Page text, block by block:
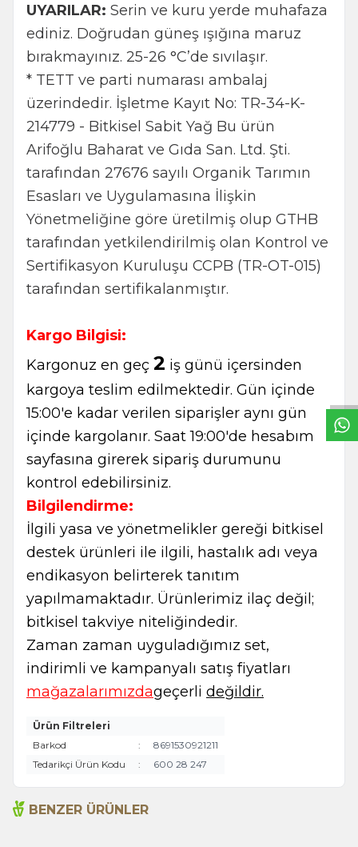
UYARILAR: Serin ve kuru yerde muhafaza
ediniz. Doğrudan güneş ışığına maruz
bırakmayınız. 25-26 °C’de sıvılaşır.
* TETT ve parti numarası ambalaj
üzerindedir. İşletme Kayıt No: TR-34-K-
214779 - Bitkisel Sabit Yağ Bu ürün
Arifoğlu Baharat ve Gıda San. Ltd. Şti.
tarafından 27676 sayılı Organik Tarımın
Esasları ve Uygulamasına İlişkin
Yönetmeliğine göre üretilmiş olup GTHB
tarafından yetkilendirilmiş olan Kontrol ve
Sertifikasyon Kuruluşu CCPB (TR-OT-015)
tarafından sertifikalanmıştır.
Kargo Bilgisi:
Kargonuz en geç 2 iş günü içersinden
kargoya teslim edilmektedir. Gün içinde
15:00'e kadar verilen siparişler aynı gün
içinde kargolanır. Saat 19:00'de hesabım
sayfasına girerek sipariş durumunu
kontrol edebilirsiniz.
Bilgilendirme:
İlgili yasa ve yönetmelikler gereği bitkisel
destek ürünleri ile ilgili, hastalık adı veya
endikasyon belirterek tanıtım
yapılmamaktadır. Ürünlerimiz ilaç değil;
bitkisel takviye niteliğindedir.
Zaman zaman uyguladığımız set,
indirimli ve kampanyalı satış fiyatları
mağazalarımızdageçerli değildir.
Ürün Filtreleri
Barkod
:
8691530921211
Tedarikçi Ürün Kodu
: 600 28 247
BENZER ÜRÜNLER